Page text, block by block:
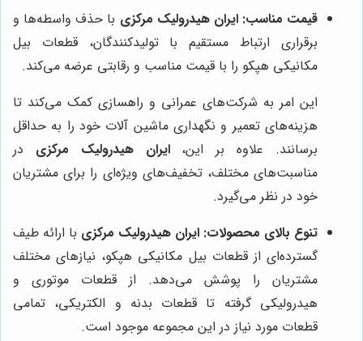
قیمت مناسب: ایران هیدرولیک مرکزی با حذف واسطه‌ها و
برقراری ارتباط مستقیم با تولیدکنندگان، قطعات بیل
مکانیکی هپکو را با قیمت مناسب و رقابتی عرضه می‌کند.
این امر به شرکت‌های عمرانی و راهسازی کمک می‌کند تا
هزینه‌های تعمیر و نگهداری ماشین آلات خود را به حداقل
برسانند. علاوه بر این،ایران هیدرولیک مرکزی در
مناسبت‌های مختلف، تخفیف‌های ویژه‌ای را برای مشتریان
خود در نظر می‌گیرد.
تنوع بالای محصولات: ایران هیدرولیک مرکزی با ارائه طیف
گسترده‌ای از قطعات بیل مکانیکی هپکو، نیازهای مختلف
مشتریان را پوشش می‌دهد. از قطعات موتوری و
هیدرولیکی گرفته تا قطعات بدنه و الکتریکی، تمامی
قطعات مورد نیاز در این مجموعه موجود است.